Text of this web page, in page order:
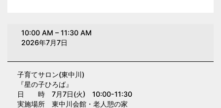
10:00 AM –11:30 AM
2026年7月7日
子育てサロン(東中川)
『星の子ひろば』
日 時 7月7日(火) 10:00-11:30
実施場所 東中川会館・老人憩の家